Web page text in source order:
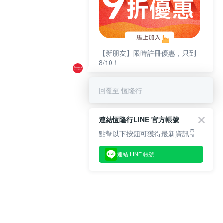
【新朋友】限時註冊優惠，只到
8/10！
回覆至 恆隆行
連結恆隆行LINE 官方帳號
點擊以下按鈕可獲得最新資訊👇
連結 LINE 帳號